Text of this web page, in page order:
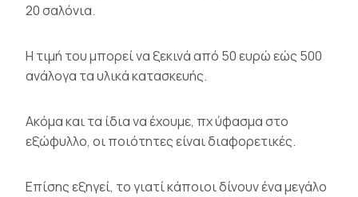
20 σαλόνια.
Η τιμή του μπορεί να ξεκινά από 50 ευρώ εώς 500
ανάλογα τα υλικά κατασκευής.
Ακόμα και τα ίδια να έχουμε, πχ ύφασμα στο
εξώφυλλο, οι ποιότητες είναι διαφορετικές.
Επίσης εξηγεί, το γιατί κάποιοι δίνουν ένα μεγάλο